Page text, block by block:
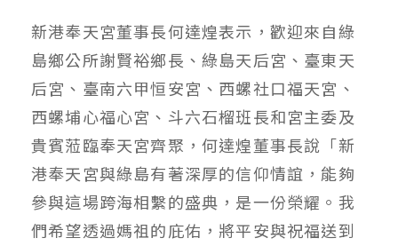
新港奉天宮董事長何達煌表示，歡迎來自綠
島鄉公所謝賢裕鄉長、綠島天后宮、臺東天
后宮、臺南六甲恒安宮、西螺社口福天宮、
西螺埔心福心宮、斗六石榴班長和宮主委及
貴賓蒞臨奉天宮齊聚，何達煌董事長說「新
港奉天宮與綠島有著深厚的信仰情誼，能夠
參與這場跨海相繫的盛典，是一份榮耀。我
們希望透過媽祖的庇佑，將平安與祝福送到